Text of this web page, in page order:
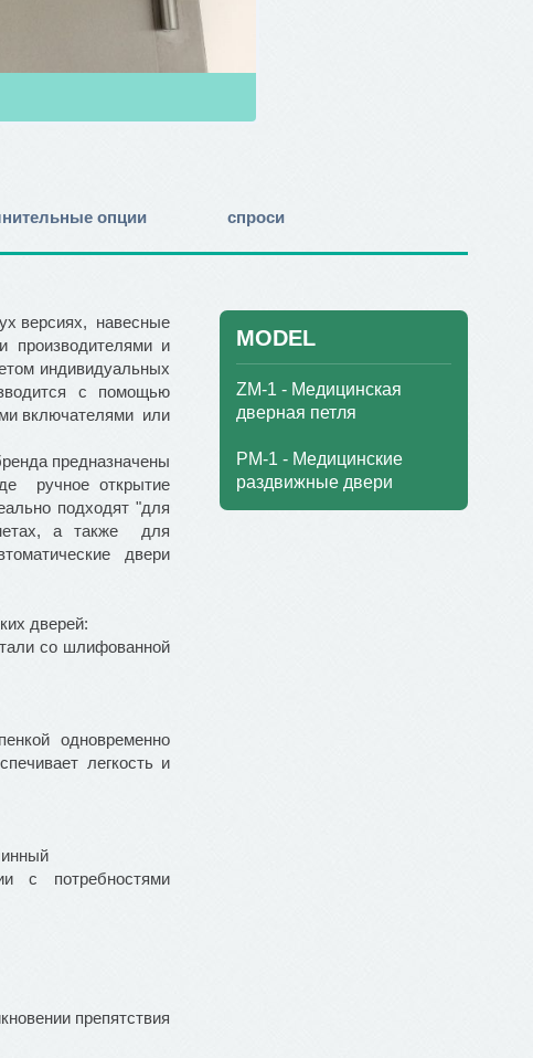
опции спроси
версиях, навесные
производителями и
индивидуальных
с помощью
включателями или
предназначены
ручное открытие
подходят "для
а также для
двери
дверей:
со шлифованной
одновременно
легкость и
с потребностями
препятствия
MODEL
ZM-1 - Медицинская
дверная петля
PM-1 - Медицинские
раздвижные двери